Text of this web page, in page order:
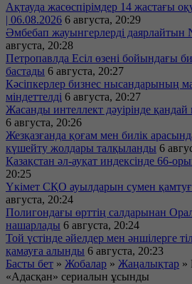
Ақтауда жасөспірімдер 14 жастағы
| 06.08.2026 6 августа, 20:29
Әмбебап жауынгерлерді даярлайтын
августа, 20:28
Петропавлда Есіл өзені бойындағы
бастады 6 августа, 20:27
Кәсіпкерлер бизнес нысандарының
міндеттелді 6 августа, 20:27
Жасанды интеллект дәуірінде
6 августа, 20:26
Жезқазғанда қоғам мен билік
күшейту жолдары талқыланды 6
Қазақстан әл-ауқат индексінде 66-
20:25
Үкімет СҚО ауылдарын сумен
августа, 20:24
Полигондағы өрттің салдарынан
нашарлады 6 августа, 20:24
Той үстінде әйелдер мен әншілерге
қамауға алынды 6 августа, 20:23
Басты бет » Жобалар » Жаңалықтар »
«Адасқан» сериалын ұсынды